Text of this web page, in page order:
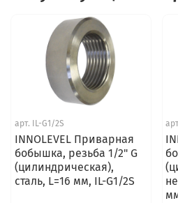
арт. IL-G1/2S
INNOLEVEL Приварная
бобышка, резьба 1/2" G
(цилиндрическая),
сталь, L=16 мм, IL-G1/2S